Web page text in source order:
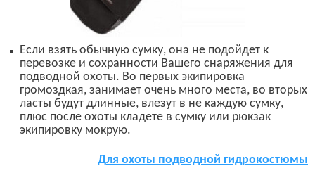
Если взять обычную сумку, она не подойдет к
перевозке и сохранности Вашего снаряжения для
подводной охоты. Во первых экипировка
громоздкая, занимает очень много места, во вторых
ласты будут длинные, влезут в не каждую сумку,
плюс после охоты кладете в сумку или рюкзак
экипировку мокрую.
Для охоты подводной гидрокостюмы